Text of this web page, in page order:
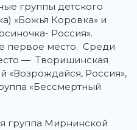
группы детского
«Божья Коровка» и
Россия».
первое место. Среди
— Творишинская
«Возрождайся, Россия»,
«Бессмертный
группа Мирнинской